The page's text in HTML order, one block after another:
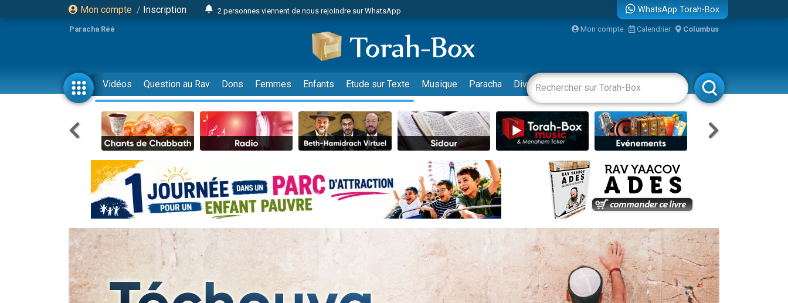
Mon compte / Inscription
2 personnes viennent de nous rejoindre sur WhatsApp
2 nouvelles musiques dans Torah-Box Music
8 personnes viennent de faire un don pour Tsédaka : pauvres d'Israel
4 personnes viennent de faire un don pour Diane, 80 ans, dans un appartement insalubre
Nouvelle émission radio : Visions de grandeur n°104 : Le Chabbath et le Birkat Hamazone à travers le temps
61 personnes viennent de demander une bénédiction
39 personnes viennent de faire un don pour Sauvez la jambe de Yohan
Il reste 49 places pour étudier en groupe sur Zoom
Nathaniel vient de donner son Maasser
6 personnes viennent de faire un don pour 5 enfants déjà orphelins risquent de perdre leur maman
2 personnes viennent de faire un don pour Reloger Rivka, 6 enfants, victime de violences...
10 personnes viennent de demander une bénédiction
Il reste 49 places pour étudier en groupe sur Zoom
Dovan vient de donner son Maasser
2 personnes viennent de nous rejoindre sur WhatsApp
WhatsApp Torah-Box
Paracha Réé Mon compte Calendrier Columbus
Vidéos Question au Rav Dons Femmes Enfants Etude sur Texte Musique Paracha Divertissements Livres Rabbanim